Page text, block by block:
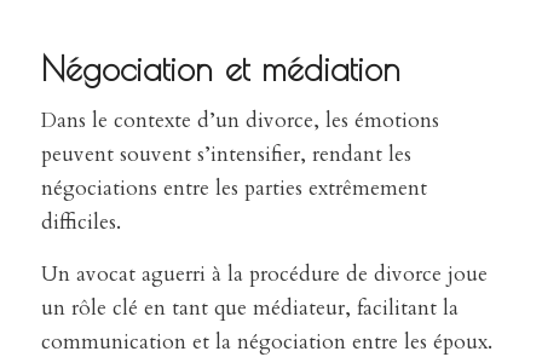
Négociation et médiation
Dans le contexte d’un divorce, les émotions
peuvent souvent s’intensifier, rendant les
négociations entre les parties extrêmement
difficiles.
Un avocat aguerri à la procédure de divorce joue
un rôle clé en tant que médiateur, facilitant la
communication et la négociation entre les époux.